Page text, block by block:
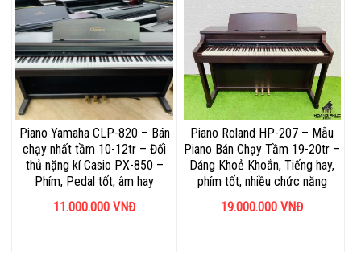
Piano Yamaha CLP-820 – Bán
chạy nhất tầm 10-12tr – Đối
thủ nặng kí Casio PX-850 –
Phím, Pedal tốt, âm hay
11.000.000 VNĐ
Piano Roland HP-207 – Mẫu
Piano Bán Chạy Tầm 19-20tr –
Dáng Khoẻ Khoắn, Tiếng hay,
phím tốt, nhiều chức năng
19.000.000 VNĐ